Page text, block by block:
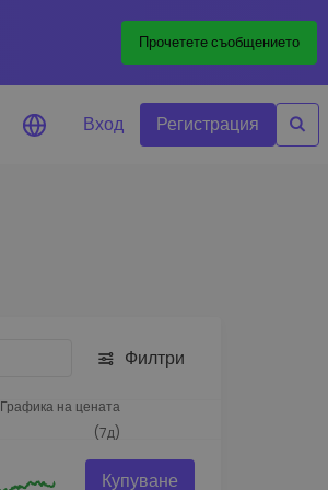
Прочетете съобщението
Вход Регистрация
Филтри
Графика на цената
(7д)
Купуване